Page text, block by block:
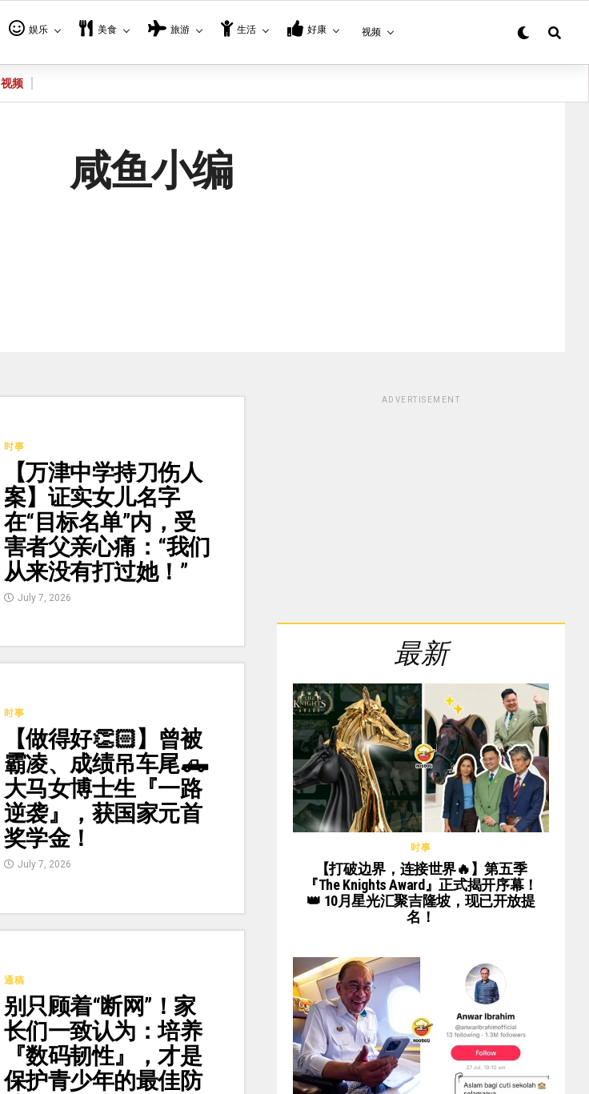
娱乐 美食 旅游 生活 好康 视频
视频
咸鱼小编
时事
【万津中学持刀伤人
案】证实女儿名字
在“目标名单”内，受
害者父亲心痛：“我们
从来没有打过她！”
July 7, 2026
时事
【做得好👏🏻】曾被
霸凌、成绩吊车尾🛻
大马女博士生『一路
逆袭』，获国家元首
奖学金！
July 7, 2026
通稿
别只顾着“断网”！家
长们一致认为：培养
『数码韧性』，才是
保护青少年的最佳防
ADVERTISEMENT
最新
时事
【打破边界，连接世界🔥】第五季
『The Knights Award』正式揭开序幕！
👑 10月星光汇聚吉隆坡，现已开放提
名！